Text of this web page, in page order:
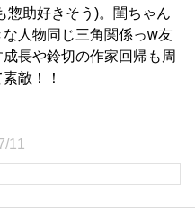
惣助好きそう)。閨ちゃん
人物同じ三角関係っw友
長や鈴切の作家回帰も周
敵！！
11